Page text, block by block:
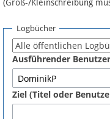
Fördermitglied
Fehler melden
(Groß-/Kleinschreibung
Logbücher
Ausführender
Ziel (Titel oder